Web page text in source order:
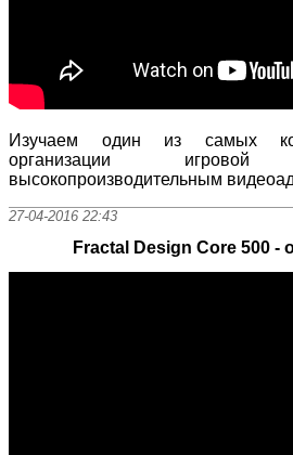
Изучаем один из самых
организации
высокопроизводительным
27-04-2016 22:43
Fractal Design Core 500 -